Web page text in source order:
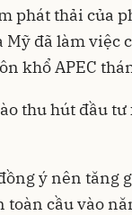
phát thải của
Mỹ đã làm việc
khổ APEC
thu hút đầu tư
ý nên tăng
toàn cầu vào